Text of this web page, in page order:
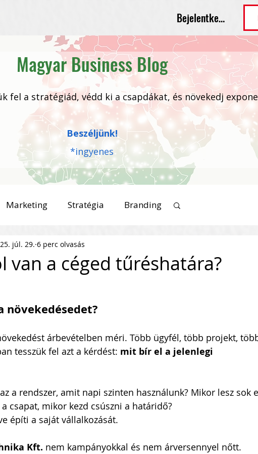
Bejelentkezés
Magyar Business Blog
fel a stratégiád, védd ki a csapdákat, és növekedj
Beszéljünk!
*ingyenes
Marketing Stratégia Branding
PR HR
Business Nemzetközi Skálázás
Skálázási Gondolkodásmód
van a céged tűréshatára?
júl. 29. 6 perc olvasás
növekedésedet?
árbevételben méri. Több ügyfél, több projekt,
tesszük fel azt a kérdést: mit bír el a jelenlegi
a rendszer, amit napi szinten használunk? Mikor lesz sok
csapat, mikor kezd csúszni a határidő?
építi a saját vállalkozását.
Kft. nem kampányokkal és nem árversennyel